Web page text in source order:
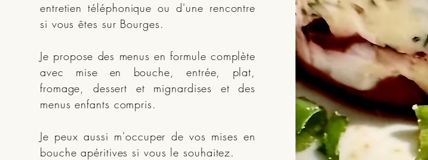
entretien téléphonique ou d'une rencontre
si vous êtes sur Bourges.
Je propose des menus en formule complète
avec mise en bouche, entrée, plat,
fromage, dessert et mignardises et des
menus enfants compris.
Je peux aussi m'occuper de vos mises en
bouche apéritives si vous le souhaitez.